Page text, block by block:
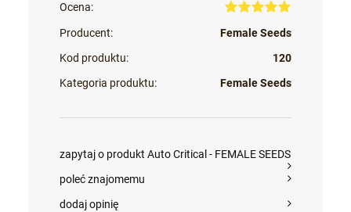
Ocena:
Producent:
Female Seeds
Kod produktu:
120
Kategoria produktu:
Female Seeds
zapytaj o produkt Auto Critical - FEMALE SEEDS
poleć znajomemu
dodaj opinię